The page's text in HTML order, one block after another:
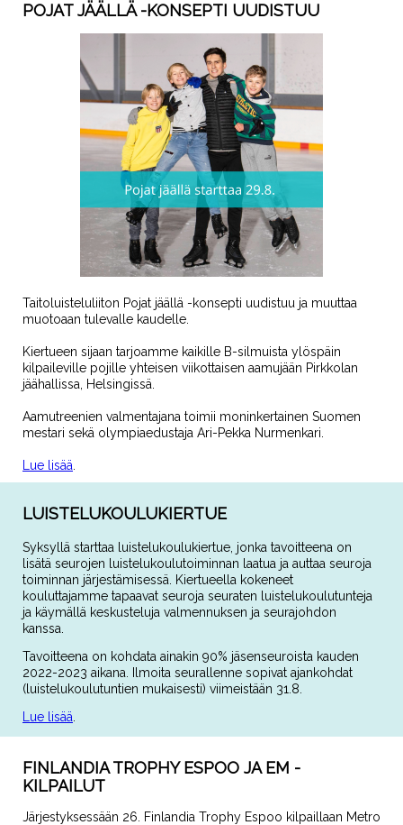
POJAT JÄÄLLÄ -KONSEPTI UUDISTUU
Taitoluisteluliiton Pojat jäällä -konsepti uudistuu ja muuttaa
muotoaan tulevalle kaudelle.
Kiertueen sijaan tarjoamme kaikille B-silmuista ylöspäin
kilpaileville pojille yhteisen viikottaisen aamujään Pirkkolan
jäähallissa, Helsingissä.
Aamutreenien valmentajana toimii moninkertainen Suomen
mestari sekä olympiaedustaja Ari-Pekka Nurmenkari.
Lue lisää
LUISTELUKOULUKIERTUE
Syksyllä starttaa luistelukoulukiertue, jonka tavoitteena on
lisätä seurojen luistelukoulutoiminnan laatua ja auttaa seuroja
toiminnan järjestämisessä. Kiertueella kokeneet
kouluttajamme tapaavat seuroja seuraten luistelukoulutunteja
ja käymällä keskusteluja valmennuksen ja seurajohdon
kanssa.
Tavoitteena on kohdata ainakin 90% jäsenseuroista kauden
2022-2023 aikana. Ilmoita seurallenne sopivat ajankohdat
(luistelukoulutuntien mukaisesti) viimeistään 31.8.
Lue lisää
FINLANDIA TROPHY ESPOO JA EM -
KILPAILUT
Järjestyksessään 26. Finlandia Trophy Espoo kilpaillaan Metro